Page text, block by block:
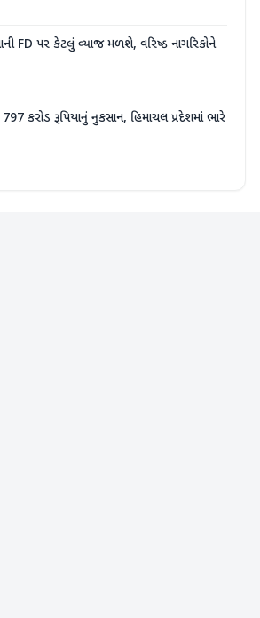
FD પર કેટલું વ્યાજ મળશે, વરિષ્ઠ નાગરિકોને
797 કરોડ રૂપિયાનું નુકસાન, હિમાચલ પ્રદેશમાં ભારે